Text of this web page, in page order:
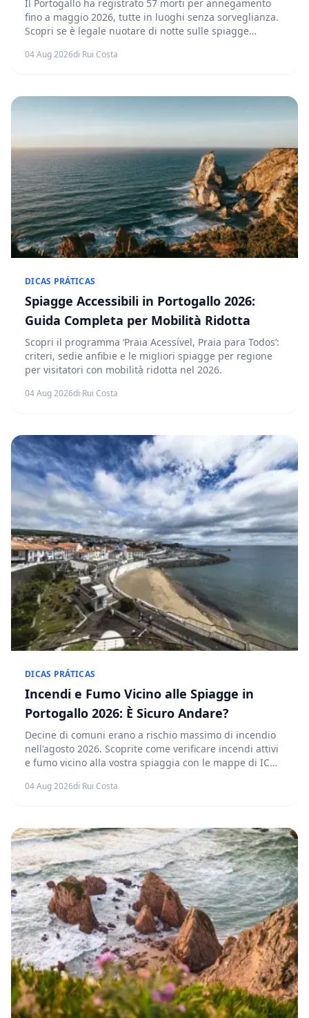
Il Portogallo ha registrato 57 morti per annegamento
fino a maggio 2026, tutte in luoghi senza sorveglianza.
Scopri se è legale nuotare di notte sulle spiagge
04 Aug 2026di Rui Costa
DICAS PRÁTICAS
Spiagge Accessibili in Portogallo 2026:
Guida Completa per Mobilità Ridotta
Scopri il programma ‘Praia Acessível, Praia para Todos’:
criteri, sedie anfibie e le migliori spiagge per regione
per visitatori con mobilità ridotta nel 2026.
04 Aug 2026di Rui Costa
DICAS PRÁTICAS
Incendi e Fumo Vicino alle Spiagge in
Portogallo 2026: È Sicuro Andare?
Decine di comuni erano a rischio massimo di incendio
nell'agosto 2026. Scoprite come verificare incendi attivi
e fumo vicino alla vostra spiaggia con le mappe di ICNF
04 Aug 2026di Rui Costa